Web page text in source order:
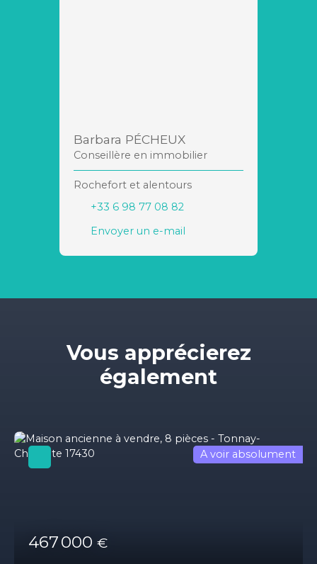
Barbara PÉCHEUX
Conseillère en immobilier
Rochefort et alentours
+33 6 98 77 08 82
Envoyer un e-mail
Vous apprécierez
également
467 000 €
A voir absolument